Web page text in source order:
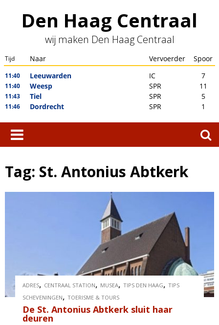
contentDen Haag Centraal
wij maken Den Haag Centraal
Zoeken
naar:
Tag: St. Antonius Abtkerk
ADRES, CENTRAAL STATION, MUSEA,TIPS DEN HAAG,TIPS
SCHEVENINGEN,TOERISME & TOURS
De St. Antonius Abtkerk sluit haar
deuren